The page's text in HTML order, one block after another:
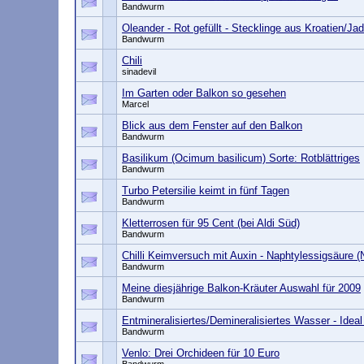
Bandwurm
Oleander - Rot gefüllt - Stecklinge aus Kroatien/
Bandwurm
Chili
sinadevil
Im Garten oder Balkon so gesehen
Marcel
Blick aus dem Fenster auf den Balkon
Bandwurm
Basilikum (Ocimum basilicum) Sorte: Rotblättriges
Bandwurm
Turbo Petersilie keimt in fünf Tagen
Bandwurm
Kletterrosen für 95 Cent (bei Aldi Süd)
Bandwurm
Chilli Keimversuch mit Auxin - Naphtylessigsäure
Bandwurm
Meine diesjährige Balkon-Kräuter Auswahl für 2009
Bandwurm
Entmineralisiertes/Demineralisiertes Wasser -
Bandwurm
Venlo: Drei Orchideen für 10 Euro